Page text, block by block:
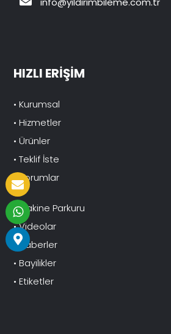
HIZLI ERİŞİM
• Kurumsal
• Hizmetler
• Ürünler
• Teklif İste
• Yorumlar
• Makine Parkuru
• Videolar
• Haberler
• Bayilikler
• Etiketler